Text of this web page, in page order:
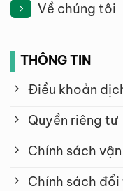
Về chúng tôi
THÔNG TIN
Điều khoản
Quyền riêng tư
Chính sách
Chính sách